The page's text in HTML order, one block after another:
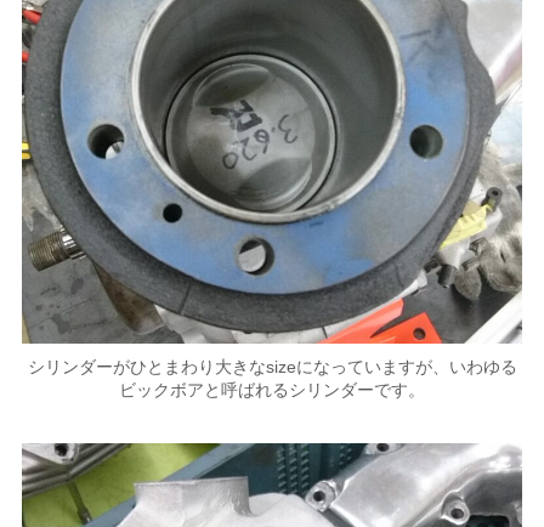
シリンダーがひとまわり大きなsizeになっていますが、いわゆる
ビックボアと呼ばれるシリンダーです。